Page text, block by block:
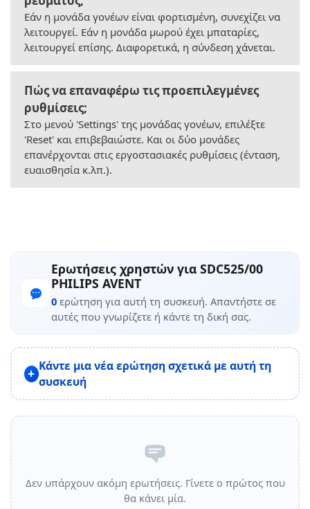
Εάν η μονάδα γονέων είναι φορτισμένη, συνεχίζει να
λειτουργεί. Εάν η μονάδα μωρού έχει μπαταρίες,
λειτουργεί επίσης. Διαφορετικά, η σύνδεση χάνεται.
Πώς να επαναφέρω τις προεπιλεγμένες
ρυθμίσεις;
Στο μενού 'Settings' της μονάδας γονέων, επιλέξτε
'Reset' και επιβεβαιώστε. Και οι δύο μονάδες
επανέρχονται στις εργοστασιακές ρυθμίσεις (ένταση,
ευαισθησία κ.λπ.).
Ερωτήσεις χρηστών για SDC525/00
PHILIPS AVENT
0 ερώτηση για αυτή τη συσκευή. Απαντήστε σε
αυτές που γνωρίζετε ή κάντε τη δική σας.
Κάντε μια νέα ερώτηση σχετικά με αυτή τη
συσκευή
Δεν υπάρχουν ακόμη ερωτήσεις. Γίνετε ο πρώτος που
θα κάνει μία.